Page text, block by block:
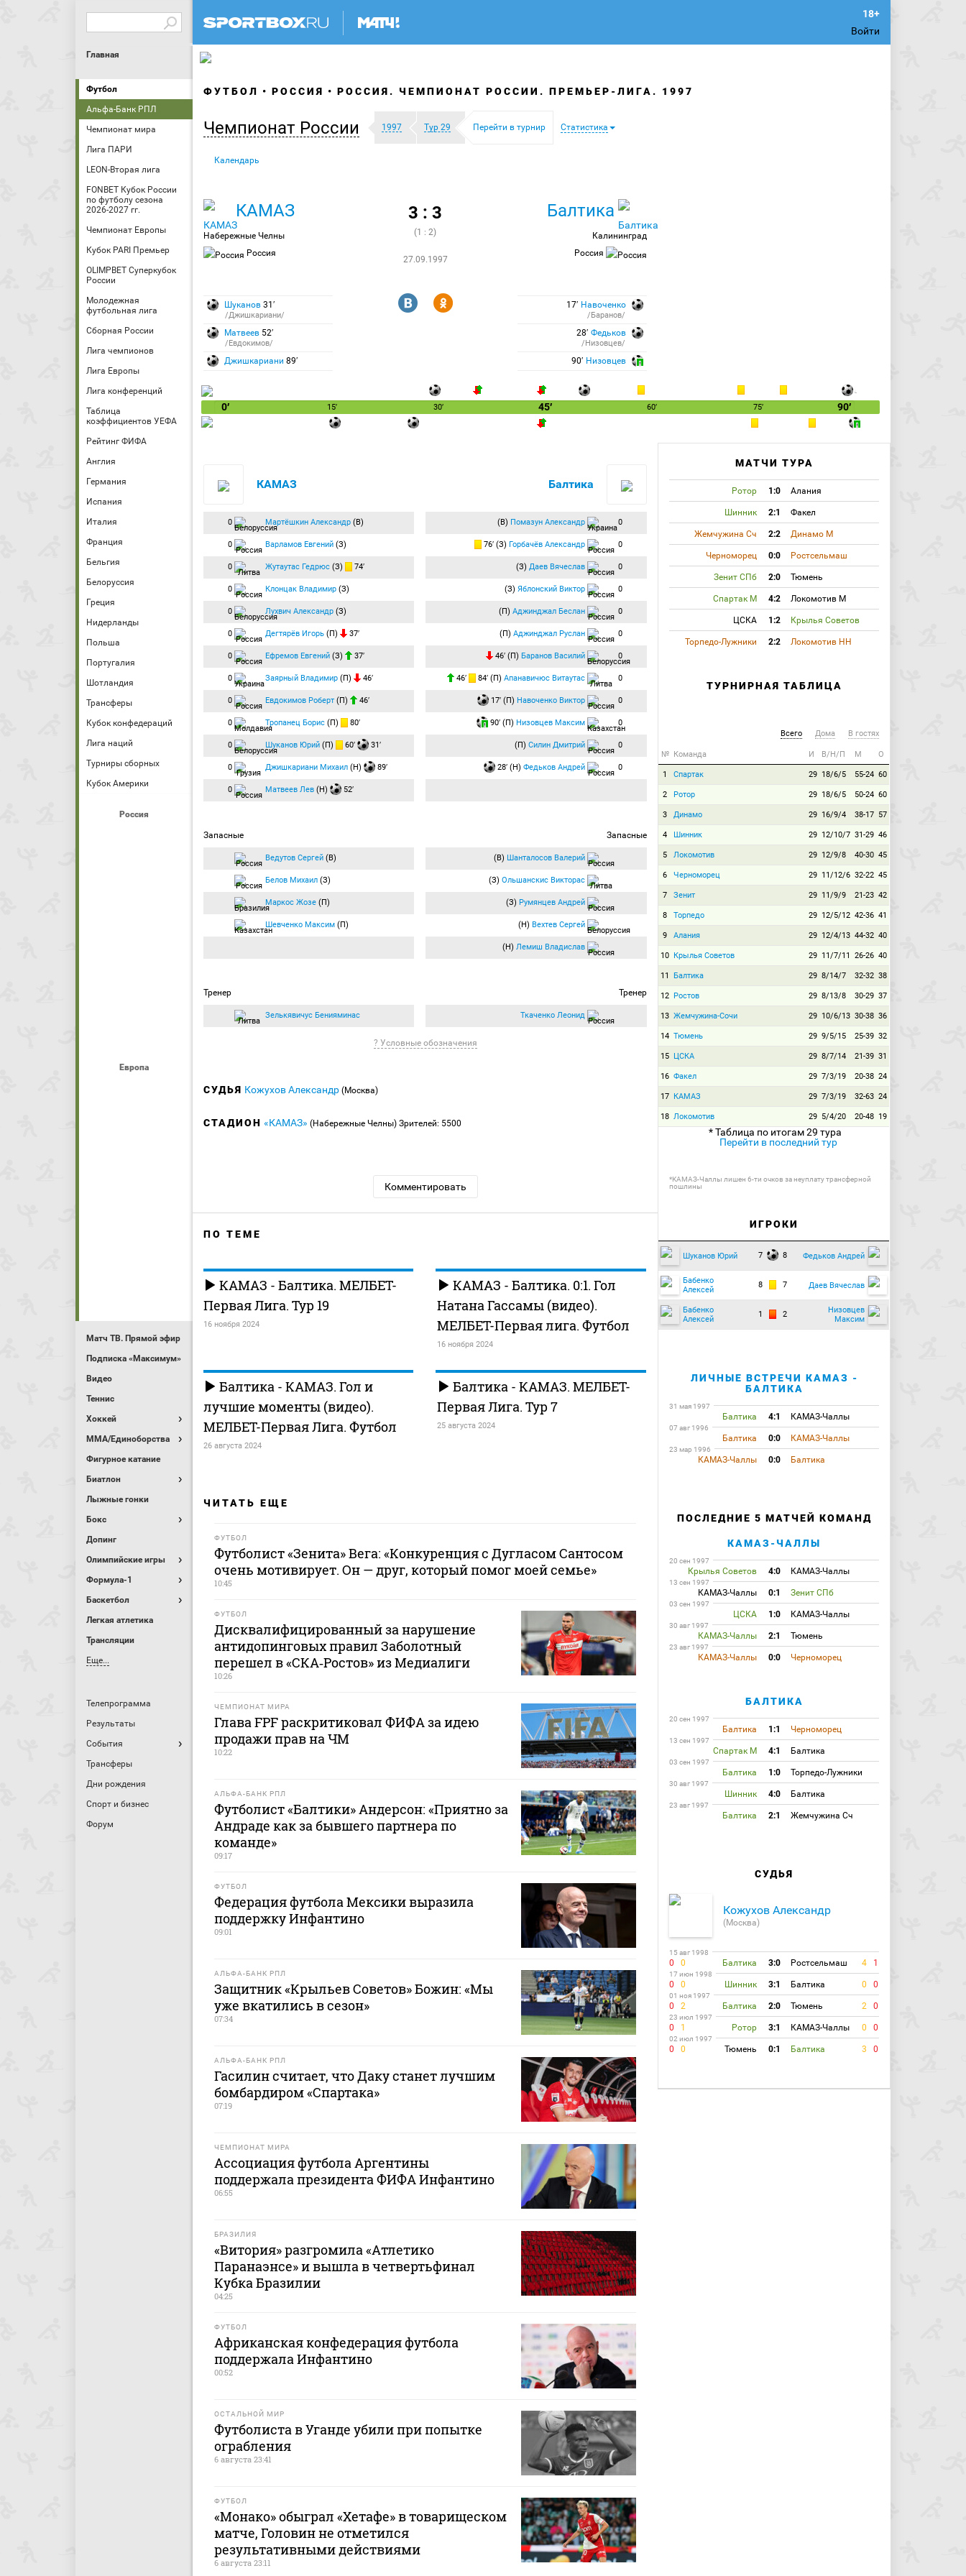
Войти
Главная
Футбол
Альфа-Банк РПЛ
Чемпионат мира
Лига ПАРИ
LEON-Вторая лига
FONBET Кубок России
по футболу сезона
2026-2027 гг.
Чемпионат Европы
Кубок PARI Премьер
OLIMPBET Суперкубок
России
Молодежная
футбольная лига
Сборная России
Лига чемпионов
Лига Европы
Лига конференций
Таблица
коэффициентов УЕФА
Рейтинг ФИФА
Англия
Германия
Испания
Италия
Франция
Бельгия
Белоруссия
Греция
Нидерланды
Польша
Португалия
Шотландия
Трансферы
Кубок конфедераций
Лига наций
Турниры сборных
Кубок Америки
Россия
Европа
Матч ТВ. Прямой эфир
Подписка «Максимум»
Видео
Теннис
Хоккей
MMA/Единоборства
Фигурное катание
Биатлон
Лыжные гонки
Бокс
Допинг
Олимпийские игры
Формула-1
Баскетбол
Легкая атлетика
Трансляции
Еще...
Телепрограмма
Результаты
События
Трансферы
Дни рождения
Спорт и бизнес
Форум
ФУТБОЛ РОССИЯ РОССИЯ. ЧЕМПИОНАТ РОССИИ. ПРЕМЬЕР-ЛИГА. 1997
Чемпионат России 1997 Тур 29 Перейти в турнир Статистика
Календарь
КАМАЗ
Набережные Челны
Россия
3 : 3
(1 : 2)
27.09.1997
Балтика
Калининград
Россия
Шуканов 31′
/Джишкариани/
Матвеев 52′
/Евдокимов/
Джишкариани 89′
R Y 17′ Навоченко
/Баранов/
28′Федьков
/Низовцев/
90′ Низовцев
0′ 15′ 30′ 45′ 60′ 75′ 90′
КАМАЗ
0 Мартёшкин Александр (В)
0 Варламов Евгений (З)
0 Жутаутас Гедрюс (З) 74′
0 Клонцак Владимир (З)
0 Лухвич Александр (З)
0 Дегтярёв Игорь (П) 37′
0 Ефремов Евгений (З) 37′
0 Заярный Владимир (П) 46′
0 Евдокимов Роберт (П) 46′
0 Тропанец Борис (П) 80′
0 Шуканов Юрий (П) 60′ 31′
0 Джишкариани Михаил (Н) 89′
0 Матвеев Лев (Н) 52′
Запасные
Ведутов Сергей (В)
Белов Михаил (З)
Маркос Жозе (П)
Шевченко Максим (П)
Тренер
Зелькявичус Бенияминас
Балтика
(В) Помазун Александр 0
76′ (З) Горбачёв Александр 0
(З) Даев Вячеслав 0
(З) Яблонский Виктор 0
(П) Аджинджал Беслан 0
(П) Аджинджал Руслан 0
46′ (П) Баранов Василий 0
46′ 84′ (П) Апанавичюс Витаутас 0
17′ (П) Навоченко Виктор 0
90′ (П) Низовцев Максим 0
(П) Силин Дмитрий 0
28′ (Н) Федьков Андрей 0
Запасные
(В) Шанталосов Валерий
(З) Ольшанскис Викторас
(З) Румянцев Андрей
(Н) Вехтев Сергей
(Н) Лемиш Владислав
Тренер
Ткаченко Леонид
? Условные обозначения
СУДЬЯ Кожухов Александр (Москва)
СТАДИОН «КАМАЗ» (Набережные Челны) Зрителей: 5500
Комментировать
ПО ТЕМЕ
КАМАЗ - Балтика. МЕЛБЕТ-
Первая Лига. Тур 19
16 ноября 2024
КАМАЗ - Балтика. 0:1. Гол
Натана Гассамы (видео).
МЕЛБЕТ-Первая лига. Футбол
16 ноября 2024
Балтика - КАМАЗ. Гол и
лучшие моменты (видео).
МЕЛБЕТ-Первая Лига. Футбол
26 августа 2024
Балтика - КАМАЗ. МЕЛБЕТ-
Первая Лига. Тур 7
25 августа 2024
ЧИТАТЬ ЕЩЕ
ФУТБОЛ
Футболист «Зенита» Вега: «Конкуренция с Дугласом Сантосом
очень мотивирует. Он — друг, который помог моей семье»
10:45
ФУТБОЛ
Дисквалифицированный за нарушение
антидопинговых правил Заболотный
перешел в «СКА‑Ростов» из Медиалиги
10:26
ЧЕМПИОНАТ МИРА
Глава FPF раскритиковал ФИФА за идею
продажи прав на ЧМ
10:22
АЛЬФА-БАНК РПЛ
Футболист «Балтики» Андерсон: «Приятно за
Андраде как за бывшего партнера по
команде»
09:17
ФУТБОЛ
Федерация футбола Мексики выразила
поддержку Инфантино
09:01
АЛЬФА-БАНК РПЛ
Защитник «Крыльев Советов» Божин: «Мы
уже вкатились в сезон»
07:34
АЛЬФА-БАНК РПЛ
Гасилин считает, что Даку станет лучшим
бомбардиром «Спартака»
07:19
ЧЕМПИОНАТ МИРА
Ассоциация футбола Аргентины
поддержала президента ФИФА Инфантино
06:55
БРАЗИЛИЯ
«Витория» разгромила «Атлетико
Паранаэнсе» и вышла в четвертьфинал
Кубка Бразилии
04:25
ФУТБОЛ
Африканская конфедерация футбола
поддержала Инфантино
00:52
ОСТАЛЬНОЙ МИР
Футболиста в Уганде убили при попытке
ограбления
6 августа 23:41
ФУТБОЛ
«Монако» обыграл «Хетафе» в товарищеском
матче, Головин не отметился
результативными действиями
6 августа 23:11
МАТЧИ ТУРА
Ротор 1:0 Алания
Шинник 2:1 Факел
Жемчужина Сч 2:2 Динамо М
Черноморец 0:0 Ростсельмаш
Зенит СПб 2:0 Тюмень
Спартак М 4:2 Локомотив М
ЦСКА 1:2 Крылья Советов
Торпедо-Лужники 2:2 Локомотив НН
ТУРНИРНАЯ ТАБЛИЦА
Всего Дома В гостях
№ Команда И В/Н/П М О
1 Спартак 29 18/6/5 55-24 60
2 Ротор 29 18/6/5 50-24 60
3 Динамо 29 16/9/4 38-17 57
4 Шинник 29 12/10/7 31-29 46
5 Локомотив 29 12/9/8 40-30 45
6 Черноморец 29 11/12/6 32-22 45
7 Зенит 29 11/9/9 21-23 42
8 Торпедо 29 12/5/12 42-36 41
9 Алания 29 12/4/13 44-32 40
10 Крылья Советов 29 11/7/11 26-26 40
11 Балтика 29 8/14/7 32-32 38
12 Ростов 29 8/13/8 30-29 37
13 Жемчужина-Сочи 29 10/6/13 30-38 36
14 Тюмень 29 9/5/15 25-39 32
15 ЦСКА 29 8/7/14 21-39 31
16 Факел 29 7/3/19 20-38 24
17 КАМАЗ 29 7/3/19 32-63 24
18 Локомотив 29 5/4/20 20-48 19
* Таблица по итогам 29 тура
Перейти в последний тур
*КАМАЗ-Чаллы лишен 6-ти очков за неуплату трансферной
пошлины
ИГРОКИ
Шуканов Юрий 7 8 Федьков Андрей
Бабенко
Алексей
8 7 Даев Вячеслав
Бабенко
Алексей
1 2
Низовцев
Максим
ЛИЧНЫЕ ВСТРЕЧИ КАМАЗ -
БАЛТИКА
31 мая 1997
Балтика 4:1 КАМАЗ-Чаллы
07 авг 1996
Балтика 0:0 КАМАЗ-Чаллы
23 мар 1996
КАМАЗ-Чаллы 0:0 Балтика
ПОСЛЕДНИЕ 5 МАТЧЕЙ КОМАНД
КАМАЗ-ЧАЛЛЫ
20 сен 1997
Крылья Советов 4:0 КАМАЗ-Чаллы
13 сен 1997
КАМАЗ-Чаллы 0:1 Зенит СПб
03 сен 1997
ЦСКА 1:0 КАМАЗ-Чаллы
30 авг 1997
КАМАЗ-Чаллы 2:1 Тюмень
23 авг 1997
КАМАЗ-Чаллы 0:0 Черноморец
БАЛТИКА
20 сен 1997
Балтика 1:1 Черноморец
13 сен 1997
Спартак М 4:1 Балтика
03 сен 1997
Балтика 1:0 Торпедо-Лужники
30 авг 1997
Шинник 4:0 Балтика
23 авг 1997
Балтика 2:1 Жемчужина Сч
СУДЬЯ
Кожухов Александр
(Москва)
15 авг 1998
0 0 Балтика 3:0 Ростсельмаш 4 1
17 июн 1998
0 0 Шинник 3:1 Балтика 0 0
01 ноя 1997
0 2 Балтика 2:0 Тюмень 2 0
23 июл 1997
0 1 Ротор 3:1 КАМАЗ-Чаллы 0 0
02 июл 1997
0 0 Тюмень 0:1 Балтика 3 0